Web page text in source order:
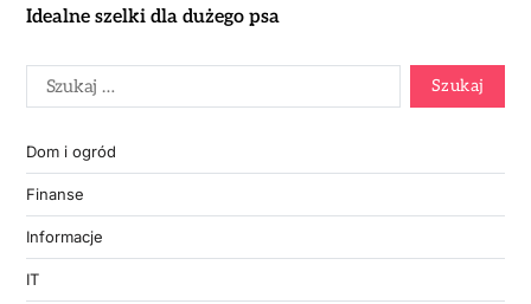
Idealne szelki dla dużego psa
Dom i ogród
Finanse
Informacje
IT